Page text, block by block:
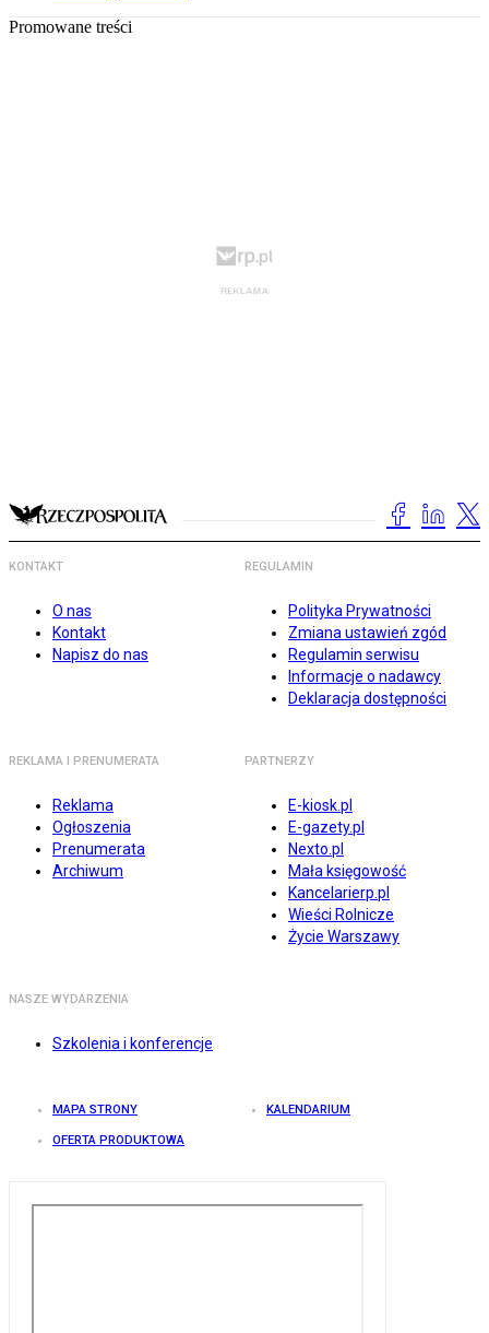
Promowane treści
KONTAKT
O nas
Kontakt
Napisz do nas
REGULAMIN
Polityka Prywatności
Zmiana ustawień zgód
Regulamin serwisu
Informacje o nadawcy
Deklaracja dostępności
REKLAMA I PRENUMERATA
Reklama
Ogłoszenia
Prenumerata
Archiwum
PARTNERZY
E-kiosk.pl
E-gazety.pl
Nexto.pl
Mała księgowość
Kancelarierp.pl
Wieści Rolnicze
Życie Warszawy
NASZE WYDARZENIA
Szkolenia i konferencje
MAPA STRONY KALENDARIUM
OFERTA PRODUKTOWA